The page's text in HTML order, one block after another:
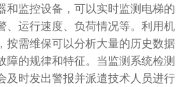
和监控设备，可以实时监测电梯的
、运行速度、负荷情况等。利用机
按需维保可以分析大量的历史数据
障的规律和特征。当监测系统检测
及时发出警报并派遣技术人员进行